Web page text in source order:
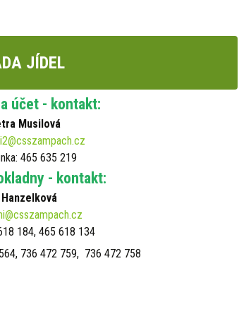
JÍDEL
účet - kontakt:
Musilová
465 635 219
- kontakt:
184, 465 618 134
736 472 759, 736 472 758